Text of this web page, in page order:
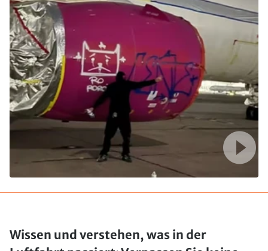
Wissen und verstehen, was in der